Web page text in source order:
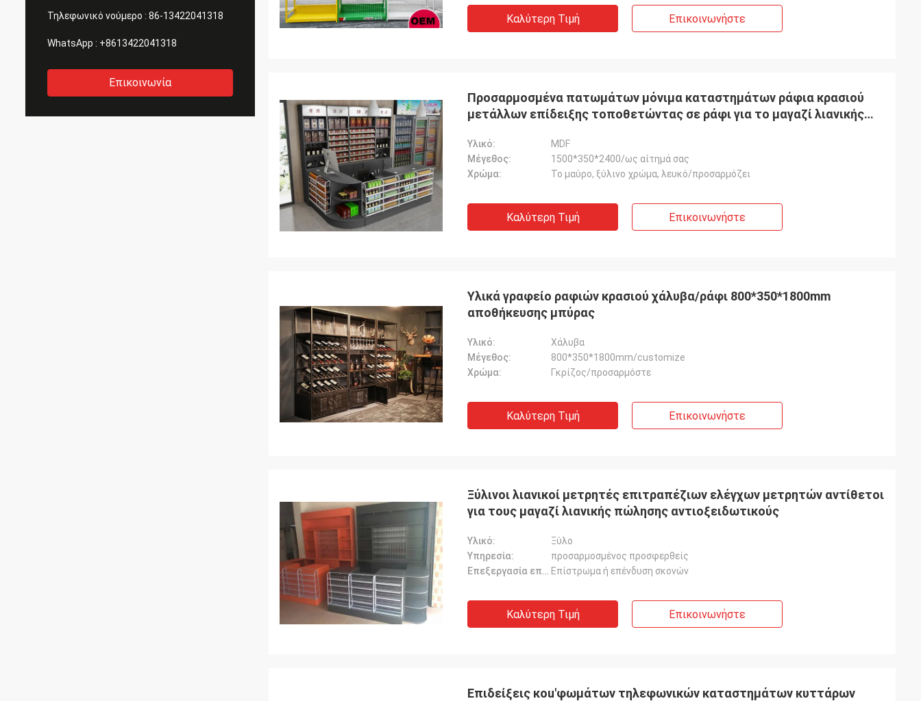
Τηλεφωνικό νούμερο : 86-13422041318
WhatsApp : +8613422041318
Επικοινωνία
Καλύτερη Τιμή Επικοινωνήστε
Προσαρμοσμένα πατωμάτων μόνιμα καταστημάτων ράφια κρασιού
μετάλλων επίδειξης τοποθετώντας σε ράφι για το μαγαζί λιανικής
Υλικό:
MDF
Μέγεθος:
1500*350*2400/ως αίτημά σας
Χρώμα:
Το μαύρο, ξύλινο χρώμα, λευκό/προσαρμόζει
Καλύτερη Τιμή Επικοινωνήστε
Υλικά γραφείο ραφιών κρασιού χάλυβα/ράφι 800*350*1800mm
αποθήκευσης μπύρας
Υλικό:
Χάλυβα
Μέγεθος:
800*350*1800mm/customize
Χρώμα:
Γκρίζος/προσαρμόστε
Καλύτερη Τιμή Επικοινωνήστε
Ξύλινοι λιανικοί μετρητές επιτραπέζιων ελέγχων μετρητών αντίθετοι
για τους μαγαζί λιανικής πώλησης αντιοξειδωτικούς
Υλικό:
Ξύλο
Υπηρεσία:
προσαρμοσμένος προσφερθείς
Επεξεργασία επιφάνειας: Επίστρωμα ή επένδυση σκονών
Καλύτερη Τιμή Επικοινωνήστε
Επιδείξεις κοu'φωμάτων τηλεφωνικών καταστημάτων κυττάρων